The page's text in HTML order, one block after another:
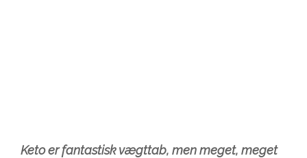
Keto er fantastisk vægttab, men meget, meget